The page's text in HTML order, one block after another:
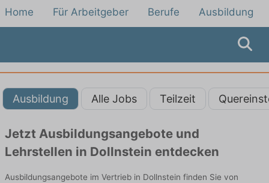
Home Für Arbeitgeber Berufe Ausbildung
Ausbildung Alle Jobs Teilzeit
Jetzt Ausbildungsangebote und
Lehrstellen in Dollnstein entdecken
Ausbildungsangebote im Vertrieb in Dollnstein finden Sie von